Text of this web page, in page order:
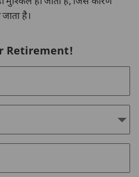
है।
Retirement!